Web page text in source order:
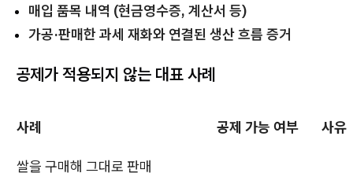
매입 품목 내역 (현금영수증, 계산서 등)
가공·판매한 과세 재화와 연결된 생산 흐름 증거
공제가 적용되지 않는 대표 사례
사례 공제 가능 여부 사유
쌀을 구매해 그대로 판매